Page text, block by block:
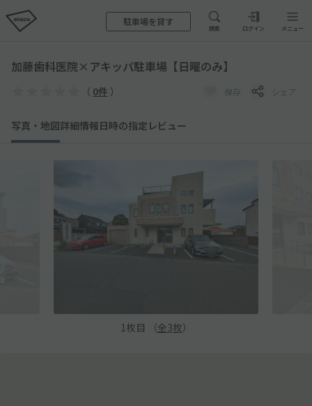
駐車場を貸す
検索 ログイン メニュー
加藤歯科医院×アキッパ駐車場【日曜のみ】
（ 0件 ） 保存 シェア
写真・地図詳細情報日時の指定 レビュー
1 枚目 （全3枚）